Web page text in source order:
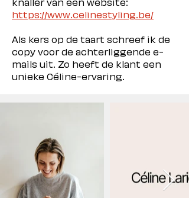
https://www.celinestyling.be/
Als kers op de taart schreef ik de
copy voor de achterliggende e-
mails uit. Zo heeft de klant een
unieke Céline-ervaring.